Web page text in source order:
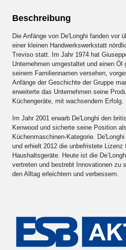
Beschreibung
Die Anfänge von De'Longhi fanden vor
einer kleinen Handwerkswerkstatt
Treviso statt. Im Jahr 1974 hat
Unternehmen umgestaltet und einen Öl
seinem Familiennamen versehen,
Anfänge der Geschichte der Gruppe
erweiterte das Unternehmen seine
Küchengeräte, mit wachsendem Erfolg.
Im Jahr 2001 erwarb De'Longhi den
Kenwood und sicherte seine Position
Küchenmaschinen-Kategorie.
und erhielt 2012 die unbefristete Lizenz
Haushaltsgeräte. Heute ist die
vertreten und bestrebt Innovationen zu
den Alltag erleichtern und verbessern.